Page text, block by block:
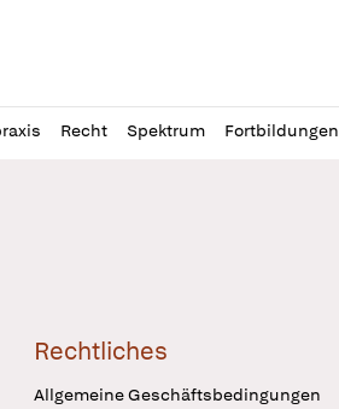
Recht Spektrum Fortbildungen
Rechtliches
Allgemeine Geschäftsbedingungen